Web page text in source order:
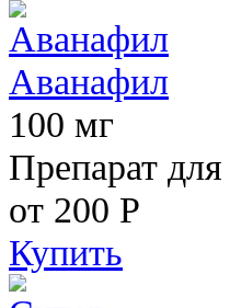
Аванафил
100 мг
Препарат
от 200 Р
Купить